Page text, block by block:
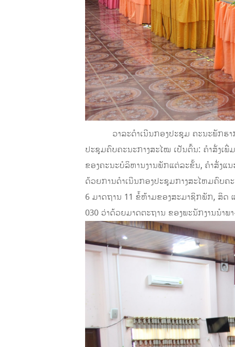
ວາລະດໍາເນີນກອງປະຊຸມ ຄະນະພັກຮາກຖ
ປະຊຸມຄົບຄະນະກາງສະໄໝ ເປັນຕົ້ນ: ຄໍາສັ່ງເ
ຂອງຄະນະບໍລິຫານງານພັກແຕ່ລະຂັ້ນ, ຄໍາສັ່ງແ
ດ້ວຍການດໍາເນີນກອງປະຊຸມກາງສະໄຫມຄົບຄ
6 ມາດຖານ 11 ຂໍ້ຫ້າມຂອງສະມາຊິກພັກ, ສິດ
030 ວ່າດ້ວຍມາດຕະຖານ ຂອງພະນັກງານນໍາ